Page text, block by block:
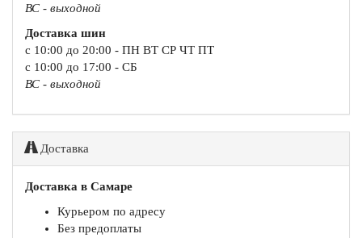
ВС - выходной
Доставка шин
с 10:00 до 20:00 - ПН ВТ СР ЧТ ПТ
с 10:00 до 17:00 - СБ
ВС - выходной
Доставка
Доставка в Самаре
Курьером по адресу
Без предоплаты